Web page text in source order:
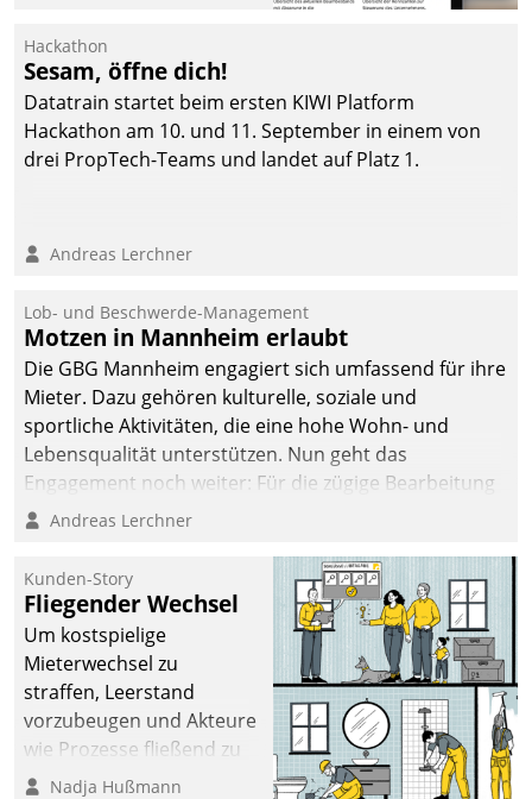
Ressort Kapitalanlage für
künftige Aufgaben und
Herausforderungen
gerüstet.
Hackathon
Sesam, öffne dich!
Datatrain startet beim ersten KIWI Platform
Hackathon am 10. und 11. September in einem von
drei PropTech-Teams und landet auf Platz 1.
Andreas Lerchner
Lob- und Beschwerde-Management
Motzen in Mannheim erlaubt
Die GBG Mannheim engagiert sich umfassend für ihre
Mieter. Dazu gehören kulturelle, soziale und
sportliche Aktivitäten, die eine hohe Wohn- und
Lebensqualität unterstützen. Nun geht das
Engagement noch weiter: Für die zügige Bearbeitung
von Beschwerden – oder Lob – richtet das
und Beschwerde-Management einen eigenen Kanal
ein.
Andreas Lerchner
Kunden-Story
Fliegender Wechsel
Um kostspielige
Mieterwechsel zu
straffen, Leerstand
vorzubeugen und Akteure
wie Prozesse fließend zu
vernetzen, nutzt die
Nadja Hußmann